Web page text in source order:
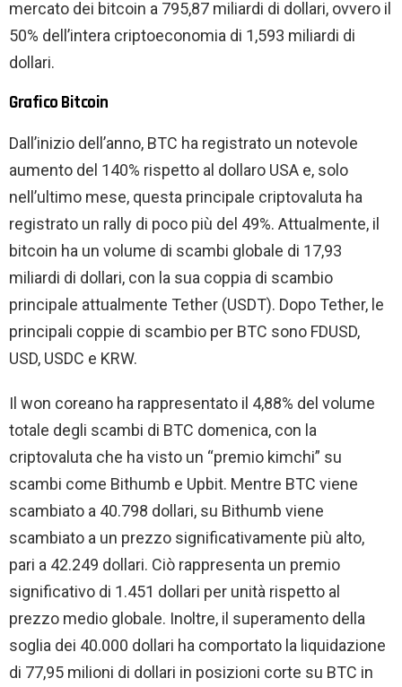
mercato dei bitcoin a 795,87 miliardi di dollari, ovvero il
50% dell’intera criptoeconomia di 1,593 miliardi di
dollari.
Grafico Bitcoin
Dall’inizio dell’anno, BTC ha registrato un notevole
aumento del 140% rispetto al dollaro USA e, solo
nell’ultimo mese, questa principale criptovaluta ha
registrato un rally di poco più del 49%. Attualmente, il
bitcoin ha un volume di scambi globale di 17,93
miliardi di dollari, con la sua coppia di scambio
principale attualmente Tether (USDT). Dopo Tether, le
principali coppie di scambio per BTC sono FDUSD,
USD, USDC e KRW.
Il won coreano ha rappresentato il 4,88% del volume
totale degli scambi di BTC domenica, con la
criptovaluta che ha visto un “premio kimchi” su
scambi come Bithumb e Upbit. Mentre BTC viene
scambiato a 40.798 dollari, su Bithumb viene
scambiato a un prezzo significativamente più alto,
pari a 42.249 dollari. Ciò rappresenta un premio
significativo di 1.451 dollari per unità rispetto al
prezzo medio globale. Inoltre, il superamento della
soglia dei 40.000 dollari ha comportato la liquidazione
di 77,95 milioni di dollari in posizioni corte su BTC in